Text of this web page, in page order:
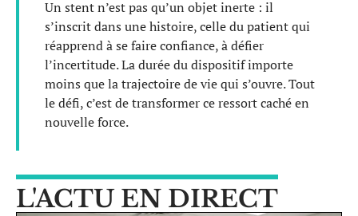
Un stent n’est pas qu’un objet inerte : il
s’inscrit dans une histoire, celle du patient qui
réapprend à se faire confiance, à défier
l’incertitude. La durée du dispositif importe
moins que la trajectoire de vie qui s’ouvre. Tout
le défi, c’est de transformer ce ressort caché en
nouvelle force.
L'ACTU EN DIRECT